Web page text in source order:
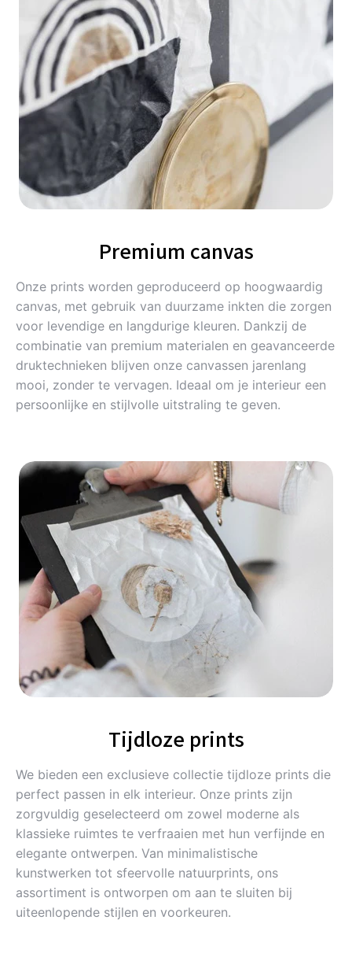
Premium canvas
Onze prints worden geproduceerd op hoogwaardig
canvas, met gebruik van duurzame inkten die zorgen
voor levendige en langdurige kleuren. Dankzij de
combinatie van premium materialen en geavanceerde
druktechnieken blijven onze canvassen jarenlang
mooi, zonder te vervagen. Ideaal om je interieur een
persoonlijke en stijlvolle uitstraling te geven.
Tijdloze prints
We bieden een exclusieve collectie tijdloze prints die
perfect passen in elk interieur. Onze prints zijn
zorgvuldig geselecteerd om zowel moderne als
klassieke ruimtes te verfraaien met hun verfijnde en
elegante ontwerpen. Van minimalistische
kunstwerken tot sfeervolle natuurprints, ons
assortiment is ontworpen om aan te sluiten bij
uiteenlopende stijlen en voorkeuren.